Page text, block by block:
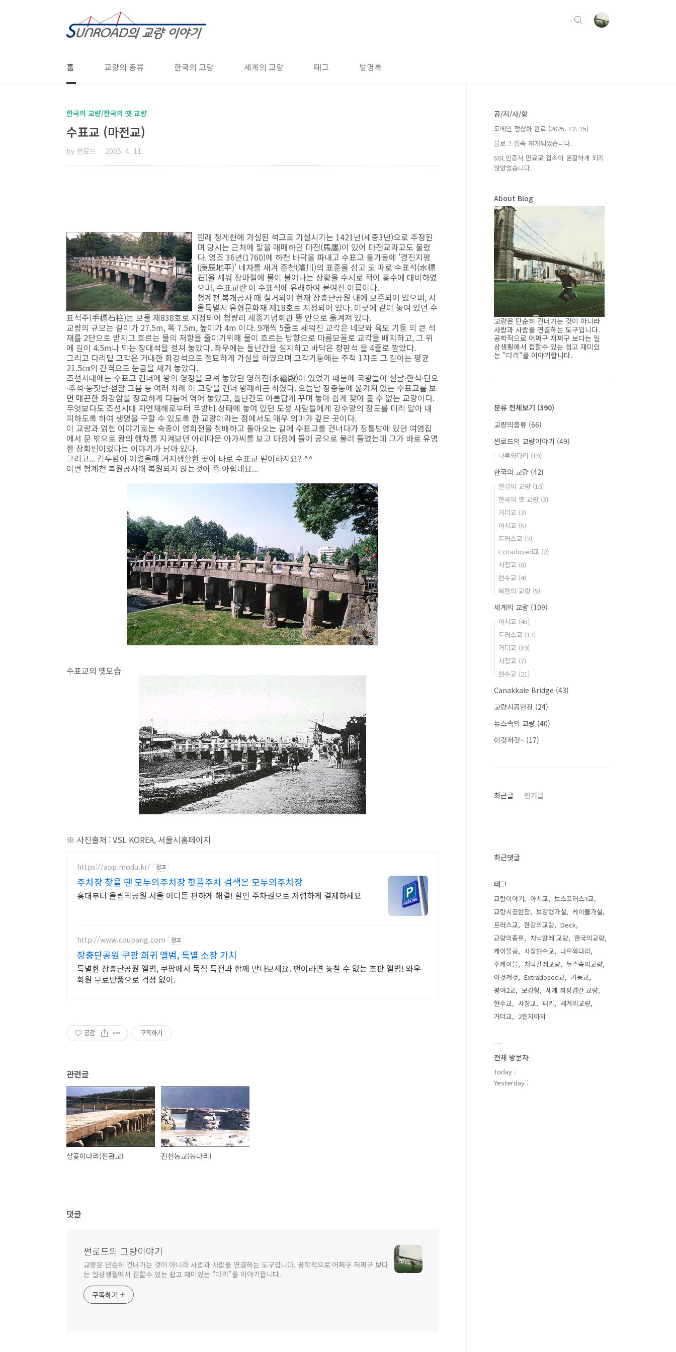
홈 교량의 종류 한국의 교량 세계의 교량 태그 방명록
한국의 교량/한국의 옛 교량
수표교 (마전교)
by 썬로드 2005. 4. 11.
원래 청계천에 가설된 석교로 가설시기는 1421년(세종3년)으로 추정된
며 당시는 근처에 말을 매매하던 마전(馬廛)이 있어 마전교라고도 불렸
다. 영조 36년(1760)에 하천 바닥을 파내고 수표교 돌기둥에 '경진지평
(庚辰地平)' 네자를 새겨 준천(濬川)의 표준을 삼고 또 따로 수표석(水標
石)을 세워 장마철에 물이 불어나는 상황을 수시로 적어 홍수에 대비하였
으며, 수표교란 이 수표석에 유래하여 붙여진 이름이다.
청계천 복개공사 때 철거되어 현재 장충단공원 내에 보존되어 있으며, 서
울특별시 유형문화재 제18호로 지정되어 있다. 이곳에 같이 놓여 있던 수
표석주(手標石柱)는 보물 제838호로 지정되어 청량리 세종기념회관 뜰 안으로 옮겨져 있다.
교량의 규모는 길이가 27.5m, 폭 7.5m, 높이가 4m 이다. 9개씩 5줄로 세워진 교각은 네모와 육모 기둥 의 큰 석
재를 2단으로 받치고 흐르는 물의 저항을 줄이기위해 물이 흐르는 방향으로 마름모꼴로 교각을 배치하고, 그 위
에 길이 4.5m나 되는 장대석을 걸쳐 놓았다. 좌우에는 돌난간을 설치하고 바닥은 청판석 을 4줄로 깔았다.
그리고 다리밑 교각은 거대한 화강석으로 절묘하게 가설을 하였으며 교각기둥에는 주척 1자로 그 길이는 평균
21.5㎝의 간격으로 눈금을 새겨 놓았다.
조선시대에는 수표교 건너에 왕의 영정을 모셔 놓았던 영희전(永禧殿)이 있었기 때문에 국왕들이 설날·한식·단오
·추석·동짓날·섣달 그믐 등 여러 차례 이 교량을 건너 왕래하곤 하였다. 오늘날 장충동에 옮겨져 있는 수표교를 보
면 매끈한 화강암을 정교하게 다듬어 엮어 놓았고, 돌난간도 아름답게 꾸며 놓아 쉽게 찾아 볼 수 없는 교량이다.
무엇보다도 조선시대 자연재해로부터 무방비 상태에 놓여 있던 도성 사람들에게 강수량의 정도를 미리 알아 대
피하도록 하여 생명을 구할 수 있도록 한 교량이라는 점에서도 매우 의미가 깊은 곳이다.
이 교량과 얽힌 이야기로는 숙종이 영희전을 참배하고 돌아오는 길에 수표교를 건너다가 장통방에 있던 여염집
에서 문 밖으로 왕의 행차를 지켜보던 아리따운 아가씨를 보고 마음에 들어 궁으로 불러 들였는데 그가 바로 유명
한 장희빈이었다는 이야기가 남아 있다.
그리고... 김두환이 어렸을때 거지생활한 곳이 바로 수표교 밑이라지요? ^^
이번 청계천 복원공사때 복원되지 않는것이 좀 아쉽네요...
수표교의 옛모습
※ 사진출처 : VSL KOREA, 서울시홈페이지
https://app.modu.kr/ 광고
주차장 찾을 땐 모두의주차장 핫플주차 검색은 모두의주차장
홍대부터 올림픽공원 서울 어디든 편하게 해결! 할인 주차권으로 저렴하게 결제하세요
http://www.coupang.com 광고
장충단공원 쿠팡 희귀 앨범, 특별 소장 가치
특별한 장충단공원 앨범, 쿠팡에서 독점 특전과 함께 만나보세요. 팬이라면 놓칠 수 없는 초판 앨범! 와우
회원 무료반품으로 걱정 없이.
공감 구독하기
관련글
살곶이다리(전관교) 진천농교(농다리)
댓글
썬로드의 교량이야기
교량은 단순히 건너가는 것이 아니라 사람과 사람을 연결하는 도구입니다. 공학적으로 어쩌구 저쩌구 보다
는 일상생활에서 접할수 있는 쉽고 재미있는 "다리"를 이야기합니다.
구독하기
공/지/사/항
도메인 정상화 완료 (2025. 12. 15)
블로그 접속 재개되었습니다.
SSL인증서 만료로 접속이 원활하게 되지
않았었습니다.
About Blog
교량은 단순히 건너가는 것이 아니라
사람과 사람을 연결하는 도구입니다.
공학적으로 어쩌구 저쩌구 보다는 일
상생활에서 접할수 있는 쉽고 재미있
는 "다리"를 이야기합니다.
분류 전체보기 (390)
교량의종류 (66)
썬로드의 교량이야기 (49)
나루와다리 (19)
한국의 교량 (42)
한강의 교량 (10)
한국의 옛 교량 (3)
거더교 (3)
아치교 (5)
트러스교 (2)
Extradosed교 (2)
사장교 (8)
현수교 (4)
북한의 교량 (5)
세계의 교량 (109)
아치교 (45)
트러스교 (17)
거더교 (19)
사장교 (7)
현수교 (21)
Canakkale Bridge (43)
교량시공현장 (24)
뉴스속의 교량 (40)
이것저것~ (17)
최근글 인기글
최근댓글
태그
교량이야기 아치교
보스포러스3교
교량시공현장
보강형가설
케이블가설
트러스교
한강의교량
Deck
교량의종류
차낙칼레 교량
한국의교량
케이블공
사장현수교
나루와다리
주케이블
차낙칼레교량
뉴스속의교량
이것저것
Extradosed교
가동교
평여2교
보강형
세계 최장경간 교량
현수교
사장교 터키
세계의교량
거더교
2힌지아치
전체 방문자
Today :
Yesterday :